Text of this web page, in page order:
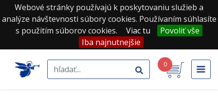
Webové stránky používajú k poskytovaniu služieb a
analýze návštevnosti súbory cookies. Používaním súhlasíte
s použitím súborov cookies.
Viac tu
Povoliť vše
Iba najnutnejšie
0